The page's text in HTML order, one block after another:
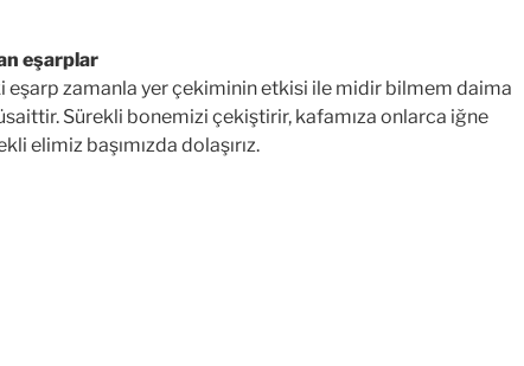
eşarplar
eşarp zamanla yer çekiminin etkisi ile midir bilmem daima
Sürekli bonemizi çekiştirir, kafamıza onlarca iğne
elimiz başımızda dolaşırız.